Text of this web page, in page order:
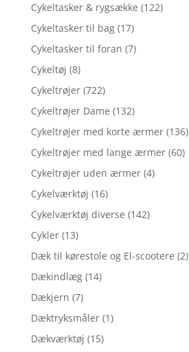
Cykeltasker & rygsække (122)
Cykeltasker til bag (17)
Cykeltasker til foran (7)
Cykeltøj (8)
Cykeltrøjer (722)
Cykeltrøjer Dame (132)
Cykeltrøjer med korte ærmer (136)
Cykeltrøjer med lange ærmer (60)
Cykeltrøjer uden ærmer (4)
Cykelværktøj (16)
Cykelværktøj diverse (142)
Cykler (13)
Dæk til kørestole og El-scootere (2)
Dækindlæg (14)
Dækjern (7)
Dæktryksmåler (1)
Dækværktøj (15)